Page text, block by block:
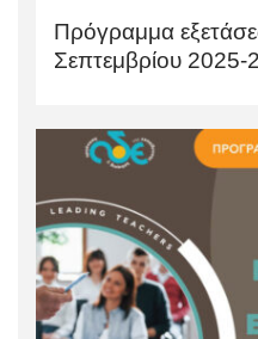
Πρόγραμμα
Σεπτεμβρίου 2025-